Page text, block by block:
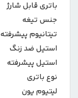
باتری قابل شارژ
جنس تیغه
تیتانیوم پیشرفته
استیل ضد زنگ
استیل پیشرفته
نوع باتری
لیتیوم یون